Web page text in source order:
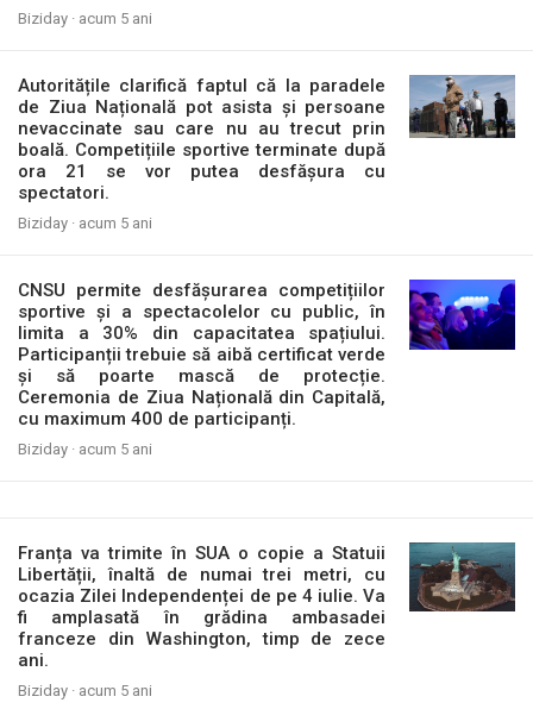
Biziday · acum 5 ani
Autoritățile clarifică faptul că la paradele
de Ziua Națională pot asista și persoane
nevaccinate sau care nu au trecut prin
boală. Competițiile sportive terminate după
ora 21 se vor putea desfășura cu
spectatori.
Biziday · acum 5 ani
CNSU permite desfășurarea competițiilor
sportive și a spectacolelor cu public, în
limita a 30% din capacitatea spațiului.
Participanții trebuie să aibă certificat verde
și să poarte mască de protecție.
Ceremonia de Ziua Națională din Capitală,
cu maximum 400 de participanți.
Biziday · acum 5 ani
Franța va trimite în SUA o copie a Statuii
Libertății, înaltă de numai trei metri, cu
ocazia Zilei Independenței de pe 4 iulie. Va
fi amplasată în grădina ambasadei
franceze din Washington, timp de zece
ani.
Biziday · acum 5 ani